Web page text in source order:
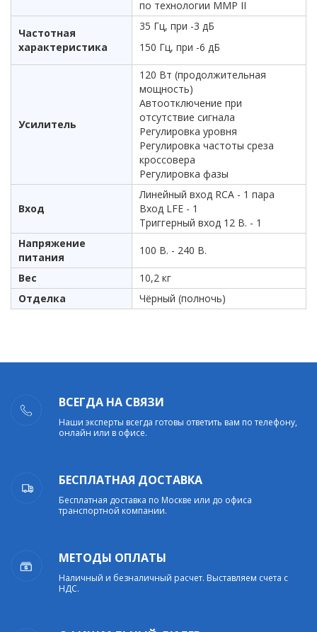
по технологии MMP II
Частотная
характеристика
35 Гц, при -3 дБ
150 Гц, при -6 дБ
Усилитель
120 Вт (продолжительная
мощность)
Автоотключение при
отсутствие сигнала
Регулировка уровня
Регулировка частоты среза
кроссовера
Регулировка фазы
Вход
Линейный вход RCA - 1 пара
Вход LFE - 1
Триггерный вход 12 В. - 1
Напряжение
питания
100 В. - 240 В.
Вес
10,2 кг
Отделка
Чёрный (полночь)
ВСЕГДА НА СВЯЗИ
Наши эксперты всегда готовы ответить вам по телефону,
онлайн или в офисе.
БЕСПЛАТНАЯ ДОСТАВКА
Бесплатная доставка по Москве или до офиса
транспортной компании.
МЕТОДЫ ОПЛАТЫ
Наличный и безналичный расчет. Выставляем счета с
НДС.